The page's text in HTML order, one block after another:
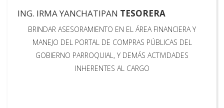
ING. IRMA YANCHATIPAN TESORERA
BRINDAR ASESORAMIENTO EN EL ÁREA FINANCIERA Y
MANEJO DEL PORTAL DE COMPRAS PÚBLICAS DEL
GOBIERNO PARROQUIAL, Y DEMÁS ACTIVIDADES
INHERENTES AL CARGO